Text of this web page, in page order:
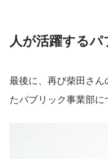
人が活躍する
最後に、再び柴田さ
たパブリック事業部に